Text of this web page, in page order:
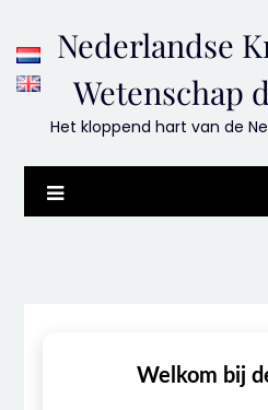
to
content
Nederlandse
Wetenschap
Het kloppend hart van de
Welkom bij